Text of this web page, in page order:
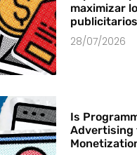
maximizar
publicitarios
28/07/2026
Is
Advertising